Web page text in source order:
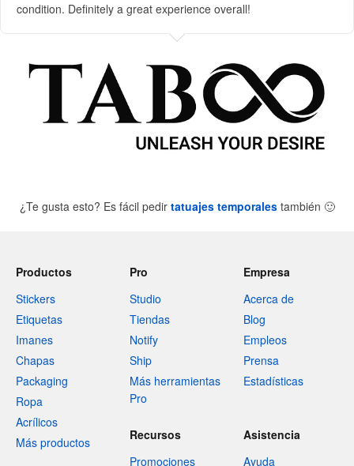
condition. Definitely a great experience overall!
¿Te gusta esto? Es fácil pedir tatuajes temporalestambién 🙂
Productos
Stickers
Etiquetas
Imanes
Chapas
Packaging
Ropa
Acrílicos
Más productos
Pro
Studio
Tiendas
Notify
Ship
Más herramientas
Pro
Empresa
Acerca de
Blog
Empleos
Prensa
Estadísticas
Recursos
Promociones
Asistencia
Ayuda